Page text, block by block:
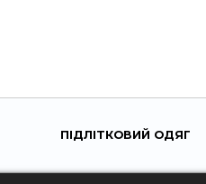
ПІДЛІТКОВИЙ ОДЯГ